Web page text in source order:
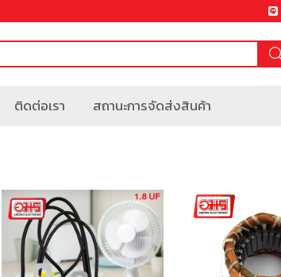
ติดต่อเรา สถานะการจัดส่งสินค้า